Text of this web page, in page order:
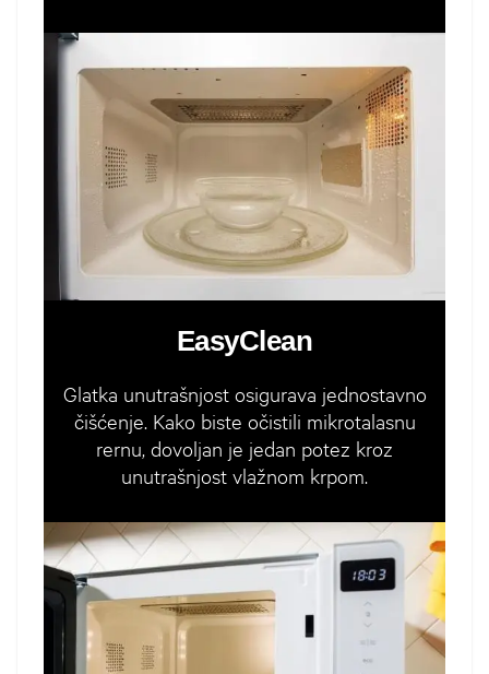
EasyClean
Glatka unutrašnjost osigurava jednostavno
čišćenje. Kako biste očistili mikrotalasnu
rernu, dovoljan je jedan potez kroz
unutrašnjost vlažnom krpom.